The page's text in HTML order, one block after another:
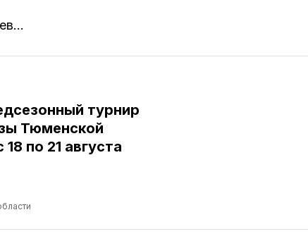
турнир
Тюменской
по 21 августа